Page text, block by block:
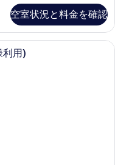
空室状況と料金を確認
掛け布団、ミニバー、セーフ
利用)